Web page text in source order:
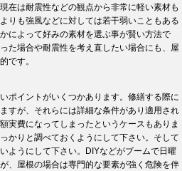
在は耐震性などの観点から非常に軽い素材も
りも強風などに対しては若干弱いこともある
によって好みの素材を選ぶ事が賢い方法で
た場合や耐震性を考え直したい場合にも、屋
です。
ポイントがいくつかあります。修繕する際に
すが、それらには詳細な条件があり適用され
実費になってしまったというケースもありま
かりと調べておくようにして下さい。そして
ようにして下さい。DIYなどがブームで日曜
、屋根の場合は専門的な要素が強く危険を伴